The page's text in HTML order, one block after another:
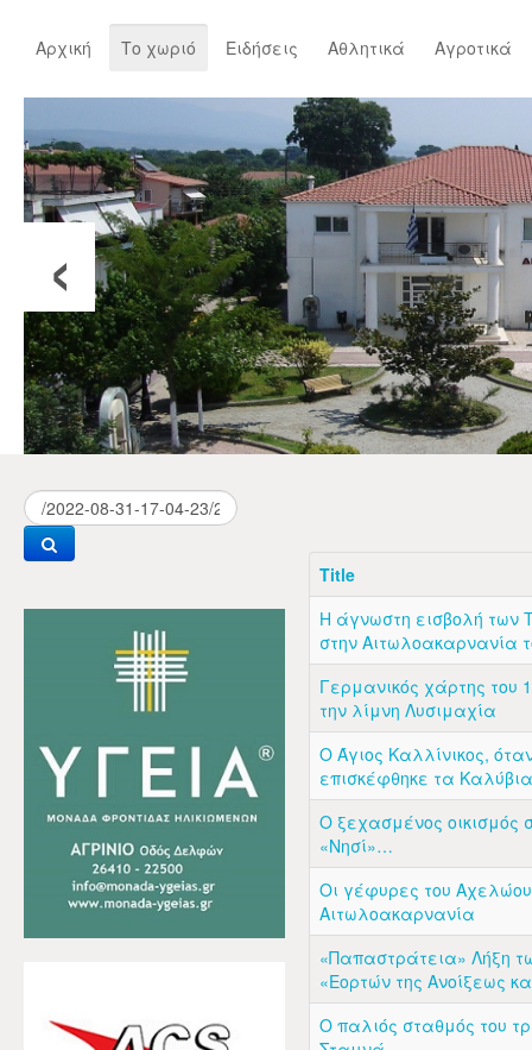
Αρχική Το χωριό Ειδήσεις Αθλητικά Αγροτικά
‹
Title
Η άγνωστη εισβολή των
στην Αιτωλοακαρνανία
Γερμανικός χάρτης του
την λίμνη Λυσιμαχία
Ο Άγιος Καλλίνικος,
επισκέφθηκε τα Καλύβια
Ο ξεχασμένος οικισμός
«Νησί»…
Οι γέφυρες του
Αιτωλοακαρνανία
«Παπαστράτεια» Λήξη
«Εορτών της Ανοίξεως
Ο παλιός σταθμός του